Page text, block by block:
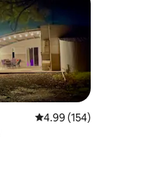
평점 4.99점(5점 만점),
4.99 (154)